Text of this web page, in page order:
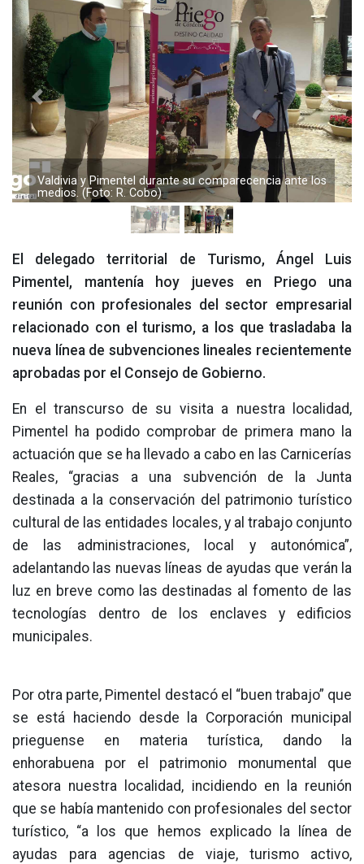
Juan Ramón Valdivia, Encarni Valdivia y Ángel Luis
Pimentel, hoy en Carnicerías Reales. (Foto: R. Cobo)
Previous Next
El delegado territorial de Turismo, Ángel Luis
Pimentel, mantenía hoy jueves en Priego una
reunión con profesionales del sector empresarial
relacionado con el turismo, a los que trasladaba la
nueva línea de subvenciones lineales recientemente
aprobadas por el Consejo de Gobierno.
En el transcurso de su visita a nuestra localidad,
Pimentel ha podido comprobar de primera mano la
actuación que se ha llevado a cabo en las Carnicerías
Reales, “gracias a una subvención de la Junta
destinada a la conservación del patrimonio turístico
cultural de las entidades locales, y al trabajo conjunto
de las administraciones, local y autonómica”,
adelantando las nuevas líneas de ayudas que verán la
luz en breve como las destinadas al fomento de las
tecnologías dentro de los enclaves y edificios
municipales.
Por otra parte, Pimentel destacó el “buen trabajo” que
se está haciendo desde la Corporación municipal
prieguense en materia turística, dando la
enhorabuena por el patrimonio monumental que
atesora nuestra localidad, incidiendo en la reunión
que se había mantenido con profesionales del sector
turístico, “a los que hemos explicado la línea de
ayudas para agencias de viaje, turismo activo,